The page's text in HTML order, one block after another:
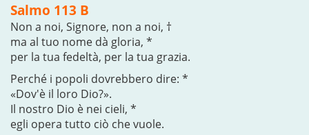
Salmo 113 B
Non a noi, Signore, non a noi, †
ma al tuo nome dà gloria, *
per la tua fedeltà, per la tua grazia.
Perché i popoli dovrebbero dire: *
«Dov'è il loro Dio?».
Il nostro Dio è nei cieli, *
egli opera tutto ciò che vuole.